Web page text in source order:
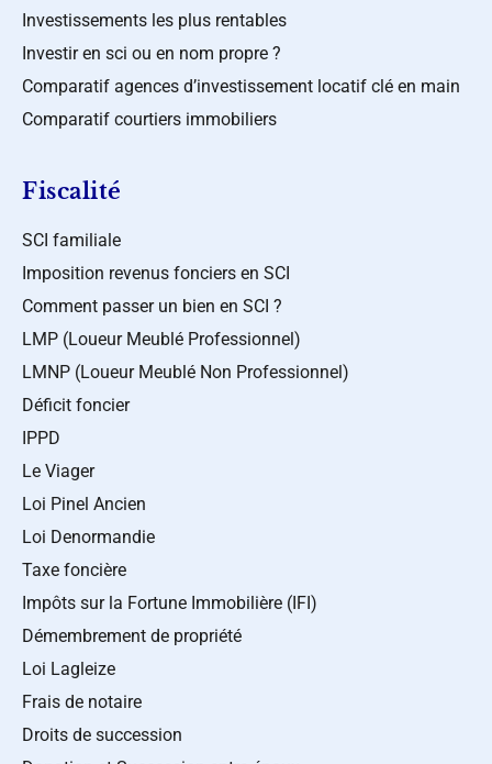
Investissements les plus rentables
Investir en sci ou en nom propre ?
Comparatif agences d’investissement locatif clé en main
Comparatif courtiers immobiliers
Fiscalité
SCI familiale
Imposition revenus fonciers en SCI
Comment passer un bien en SCI ?
LMP (Loueur Meublé Professionnel)
LMNP (Loueur Meublé Non Professionnel)
Déficit foncier
IPPD
Le Viager
Loi Pinel Ancien
Loi Denormandie
Taxe foncière
Impôts sur la Fortune Immobilière (IFI)
Démembrement de propriété
Loi Lagleize
Frais de notaire
Droits de succession